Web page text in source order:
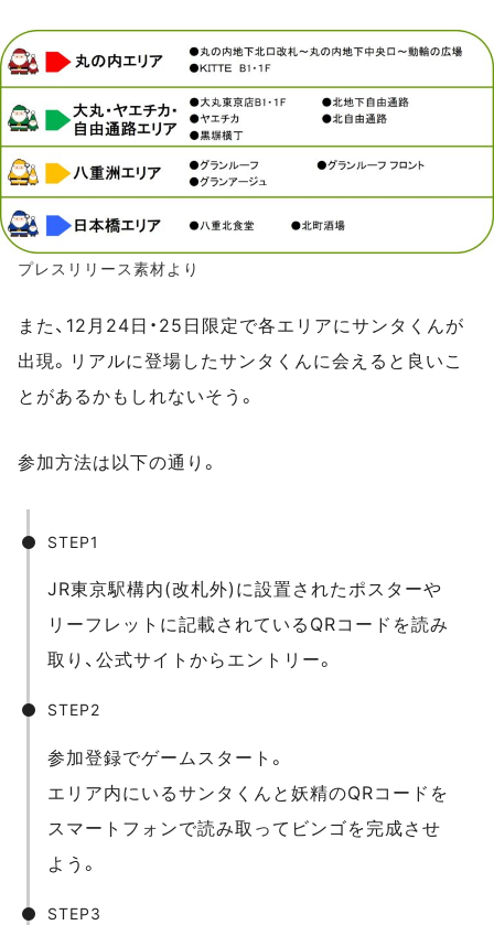
プレスリリース素材より
また、12月24日・25日限定で各エリアにサンタくんが
出現。リアルに登場したサンタくんに会えると良いこ
とがあるかもしれないそう。
参加方法は以下の通り。
STEP1
JR東京駅構内(改札外)に設置されたポスターや
リーフレットに記載されているQRコードを読み
取り、公式サイトからエントリー。
STEP2
参加登録でゲームスタート。
エリア内にいるサンタくんと妖精のQRコードを
スマートフォンで読み取ってビンゴを完成させ
よう。
STEP3